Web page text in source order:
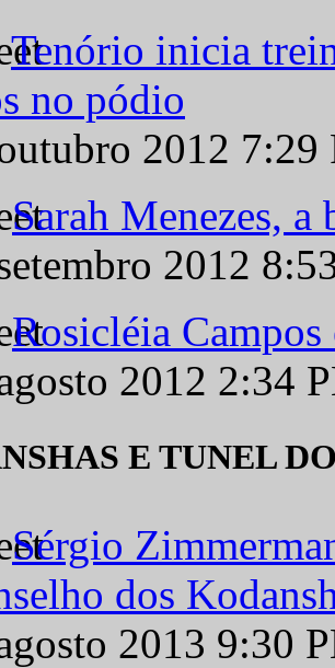
Tenório inicia
no pódio
2012
Sarah Menezes,
2012
Rosicléia
2012 2:34
E TUNEL
Sérgio
dos
2013 9:30